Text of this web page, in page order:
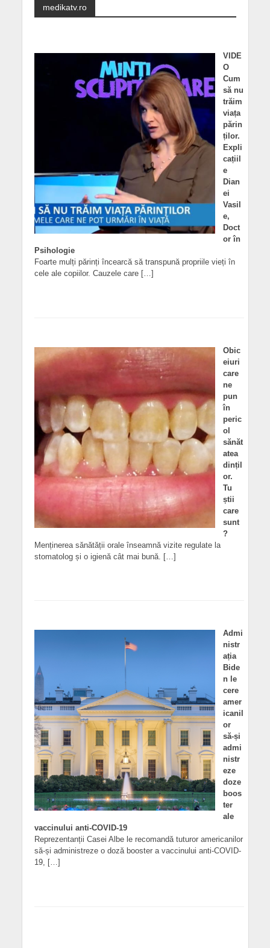
medikatv.ro
VIDE
O
Cum
să nu
trăim
viața
părin
ților.
Expli
cațiil
e
Dian
ei
Vasil
e,
Doct
or în
Psihologie
Foarte mulți părinți încearcă să transpună propriile vieți în
cele ale copiilor. Cauzele care […]
Obic
eiuri
care
ne
pun
în
peric
ol
sănăt
atea
dințil
or.
Tu
știi
care
sunt
?
Menținerea sănătății orale înseamnă vizite regulate la
stomatolog și o igienă cât mai bună. […]
Admi
nistr
ația
Bide
n le
cere
amer
icanil
or
să-și
admi
nistr
eze
doze
boos
ter
ale
vaccinului anti-COVID-19
Reprezentanții Casei Albe le recomandă tuturor americanilor
să-și administreze o doză booster a vaccinului anti-COVID-
19, […]